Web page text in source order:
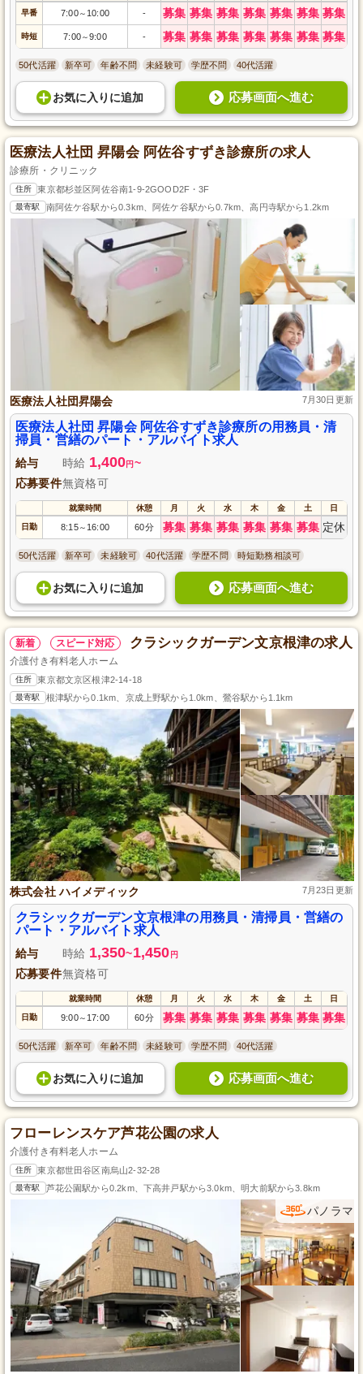
早番 7:00～ 10:00 - 募集 募集 募集 募集 募集 募集 募集
時短 7:00～9:00 - 募集 募集 募集 募集 募集 募集 募集
50代活躍 新卒可 年齢不問 未経験可 学歴不問 40代活躍
お気に入り に追加 応募画面へ進む
医療法人社団 昇陽会 阿佐谷すずき診療所の求人
診療所・クリニック
住所 東京都杉並区阿佐谷南1-9-2GOOD2F・3F
最寄駅 南阿佐ケ谷駅から0.3km、阿佐ケ谷駅から0.7km、高円寺駅から1.2km
医療法人社団昇陽会 7月30日更新
医療法人社団 昇陽会 阿佐谷すずき診療所の用務員・清
掃員・営繕のパート・アルバイト求人
給与 時給 1,400円 ~
応募要件無資格可
就業時間 休憩 月 火 水 木 金 土 日
日勤 8:15～ 16:00 60分 募集 募集 募集 募集 募集 募集 定休
50代活躍 新卒可 未経験可 40代活躍 学歴不問 時短勤務相談可
お気に入り に追加 応募画面へ進む
新着 スピード対応 クラシックガーデン文京根津の求人
介護付き有料老人ホーム
住所 東京都文京区根津2-14-18
最寄駅 根津駅から0.1km、京成上野駅から1.0km、鶯谷駅から1.1km
株式会社 ハイメディック 7月23日更新
クラシックガーデン文京根津の用務員・清掃員・営繕の
パート・アルバイト求人
給与 時給 1,350~1,450 円
応募要件無資格可
就業時間 休憩 月 火 水 木 金 土 日
日勤 9:00～ 17:00 60分 募集 募集 募集 募集 募集 募集 募集
50代活躍 新卒可 年齢不問 未経験可 学歴不問 40代活躍
お気に入り に追加 応募画面へ進む
フローレンスケア芦花公園の求人
介護付き有料老人ホーム
住所 東京都世田谷区南烏山2-32-28
最寄駅 芦花公園駅から0.2km、下高井戸駅から3.0km、明大前駅から3.8km
パノラマ